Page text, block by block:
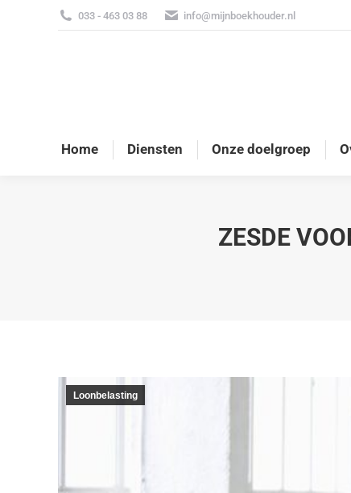
033 - 463 03 88 info@mijnboekhouder.nl
Home Diensten Onze doelgroep
ZESDE
Loonbelasting